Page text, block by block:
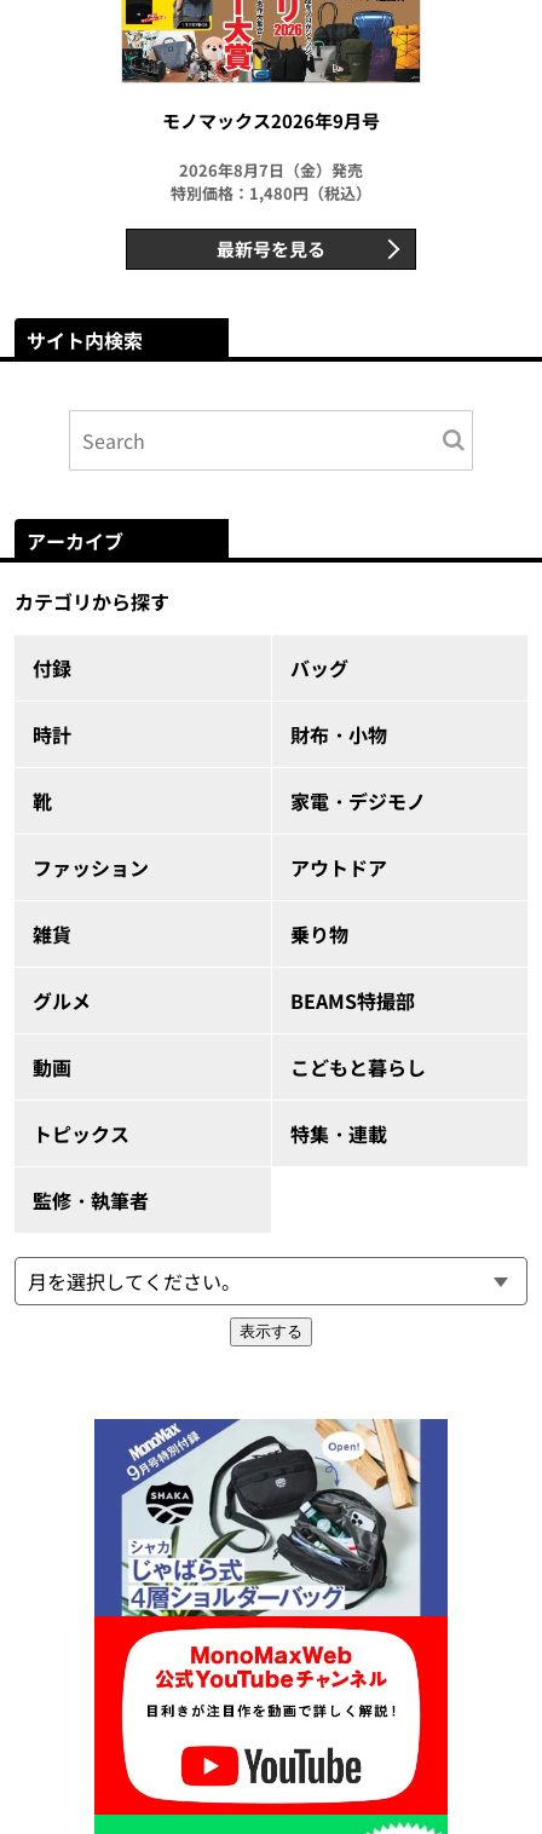
モノマックス2026年9月号
2026年8月7日（金）発売
特別価格：1,480円（税込）
最新号を見る
サイト内検索
アーカイブ
カテゴリから探す
付録 バッグ
時計 財布・小物
靴 家電・デジモノ
ファッション アウトドア
雑貨 乗り物
グルメ BEAMS特撮部
動画 こどもと暮らし
トピックス 特集・連載
監修・執筆者
表示する